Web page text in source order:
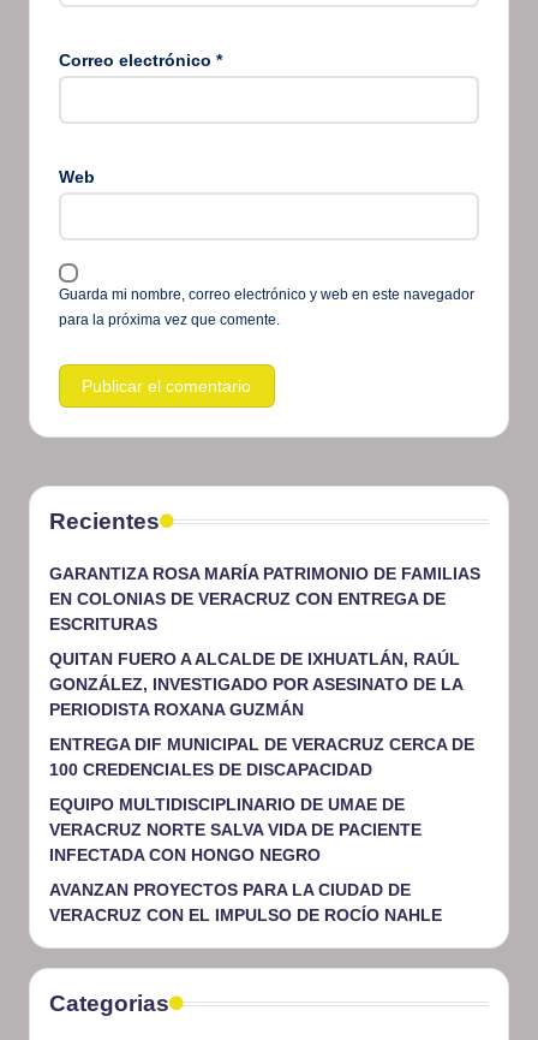
Correo electrónico *
Web
Guarda mi nombre, correo electrónico y web en este navegador
para la próxima vez que comente.
Recientes
GARANTIZA ROSA MARÍA PATRIMONIO DE FAMILIAS
EN COLONIAS DE VERACRUZ CON ENTREGA DE
ESCRITURAS
QUITAN FUERO A ALCALDE DE IXHUATLÁN, RAÚL
GONZÁLEZ, INVESTIGADO POR ASESINATO DE LA
PERIODISTA ROXANA GUZMÁN
ENTREGA DIF MUNICIPAL DE VERACRUZ CERCA DE
100 CREDENCIALES DE DISCAPACIDAD
EQUIPO MULTIDISCIPLINARIO DE UMAE DE
VERACRUZ NORTE SALVA VIDA DE PACIENTE
INFECTADA CON HONGO NEGRO
AVANZAN PROYECTOS PARA LA CIUDAD DE
VERACRUZ CON EL IMPULSO DE ROCÍO NAHLE
Categorias